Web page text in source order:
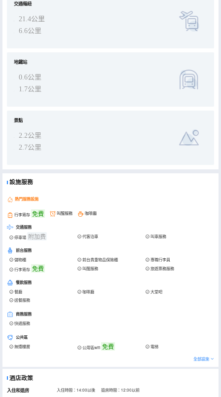
交通樞紐
21.4公里
6.6公里
地鐵站
0.6公里
1.7公里
景點
2.2公里
2.7公里
設施服務
熱門服務設施
行李寄存 免費 叫醒服務 咖啡廳
交通服務
停車場 附加费 代客泊車 叫車服務
前台服務
儲物櫃 前台貴重物品保險櫃
專職行李員
行李寄存 免費 叫醒服務 旅遊票務服務
餐飲服務
餐廳 咖啡廳
大堂吧
送餐服務
商務服務
快遞服務
公共區
無煙樓層 公用區wifi 免費 電梯
全部設施
酒店政策
入住和退房 入住時間：14:00以後 退房時間：12:00以前